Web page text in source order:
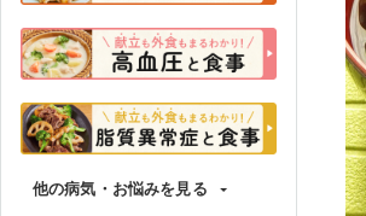
他の病気・お悩みを見る